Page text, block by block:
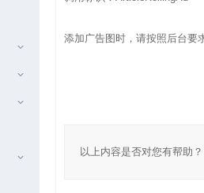
添加广告图时，请按照后台要
以上内容是否对您有帮助？